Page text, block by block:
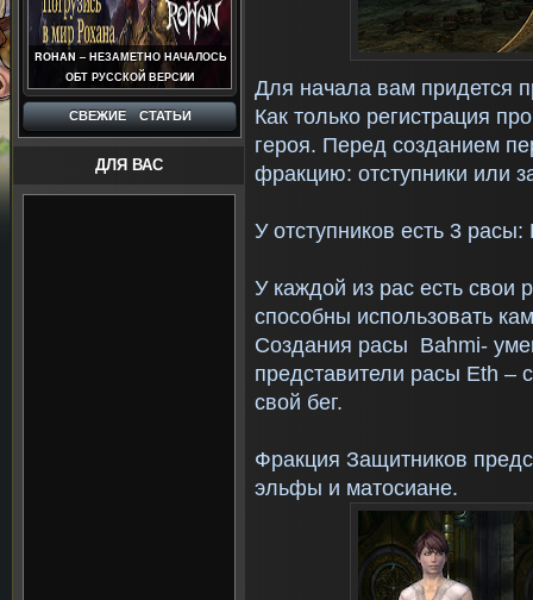
ROHAN – НЕЗАМЕТНО НАЧАЛОСЬ
ОБТ РУССКОЙ ВЕРСИИ
СВЕЖИЕ СТАТЬИ
ДЛЯ ВАС
Для начала вам придется
Как только регистрация
героя. Перед созданием
фракцию: отступники или
У отступников есть 3
У каждой из рас есть
способны использовать
Создания расы Bahmi-
представители расы Eth –
свой бег.
Фракция Защитников
эльфы и матосиане.